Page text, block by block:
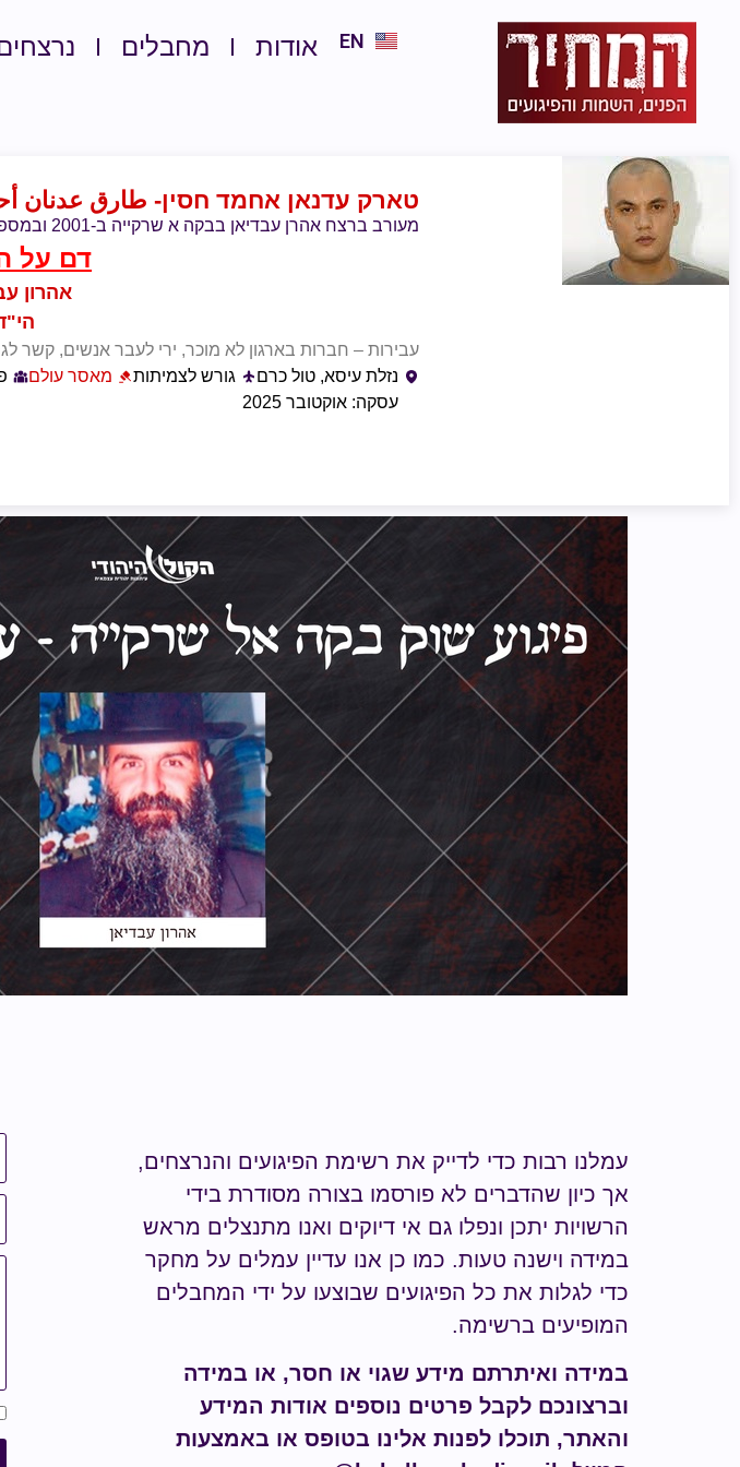
EN אודות מחבלים
טארק עדנאן אחמד חסין- طارق عدنان
מעורב ברצח אהרן עבדיאן בבקה א שרקייה ב-2001 ובמספר פיגועי ירי
דם על
אהרון
עבירות – חברות בארגון לא מוכר, ירי לעבר אנשים, קשר
נזלת עיסא, טול כרם
גורש לצמיתות מאסר עולם
עסקה: אוקטובר 2025
עמלנו רבות כדי לדייק את רשימת הפיגועים והנרצחים,
אך כיון שהדברים לא פורסמו בצורה מסודרת בידי
הרשויות יתכן ונפלו גם אי דיוקים ואנו מתנצלים מראש
במידה וישנה טעות. כמו כן אנו עדיין עמלים על מחקר
כדי לגלות את כל הפיגועים שבוצעו על ידי המחבלים
המופיעים ברשימה.
במידה ואיתרתם מידע שגוי או חסר, או במידה
וברצונכם לקבל פרטים נוספים אודות המידע
והאתר, תוכלו לפנות אלינו בטופס או באמצעות